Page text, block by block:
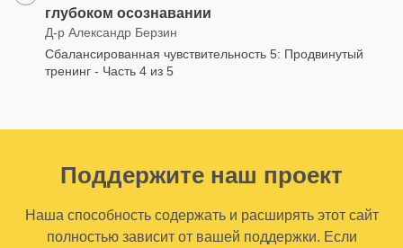
глубоком осознавании
Д-р Александр Берзин
Сбалансированная чувствительность 5: Продвинутый
тренинг - Часть 4 из 5
Поддержите наш проект
Наша способность содержать и расширять этот сайт
полностью зависит от вашей поддержки. Если